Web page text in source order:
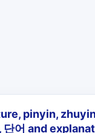
pinyin,
어 and